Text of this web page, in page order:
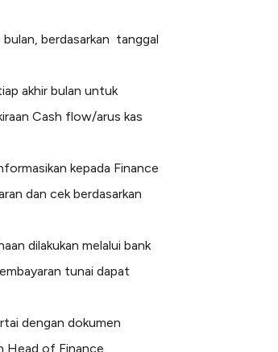
bulan, berdasarkan tanggal
akhir bulan untuk
Cash flow/arus kas
kepada Finance
dan cek berdasarkan
dilakukan melalui bank
tunai dapat
dengan dokumen
Head of Finance.